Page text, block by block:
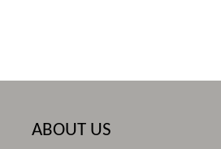
ABOUT US